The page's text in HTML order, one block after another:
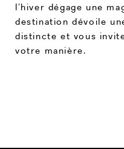
l’hiver dégage une
destination dévoile
distincte et vous
votre manière.